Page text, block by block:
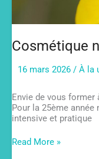
Cosmétique
16 mars 2026 / À la
Envie de vous
Pour la 25ème
intensive et pratique
Cosmétique
Read More »